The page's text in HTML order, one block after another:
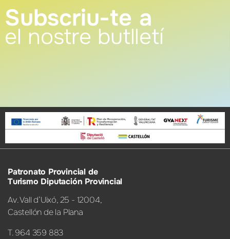
Subscriu-te a
el nostre butlletí
Patronato Provincial de
Turismo Diputación Provincial
Av. Vall d’Uixó, 25 - 12004,
Castellón de la Plana
T. 964 359 883